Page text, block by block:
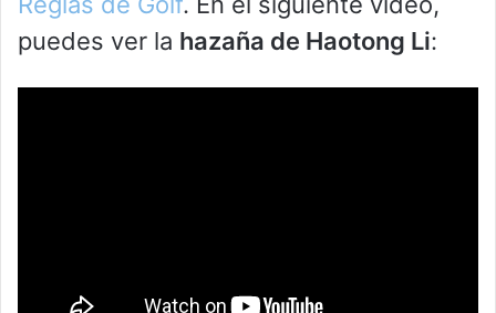
puedes ver la hazaña de Haotong Li: